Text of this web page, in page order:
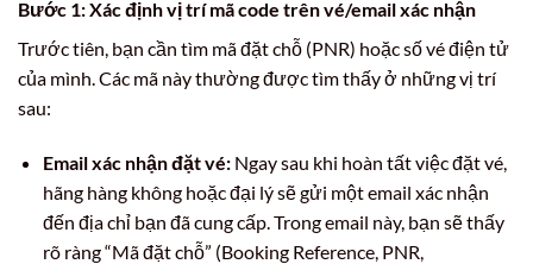
Bước 1: Xác định vị trí mã code trên vé/email xác nhận
Trước tiên, bạn cần tìm mã đặt chỗ (PNR) hoặc số vé điện tử
của mình. Các mã này thường được tìm thấy ở những vị trí
sau:
Email xác nhận đặt vé:Ngay sau khi hoàn tất việc đặt vé,
hãng hàng không hoặc đại lý sẽ gửi một email xác nhận
đến địa chỉ bạn đã cung cấp. Trong email này, bạn sẽ thấy
rõ ràng “Mã đặt chỗ” (Booking Reference, PNR,